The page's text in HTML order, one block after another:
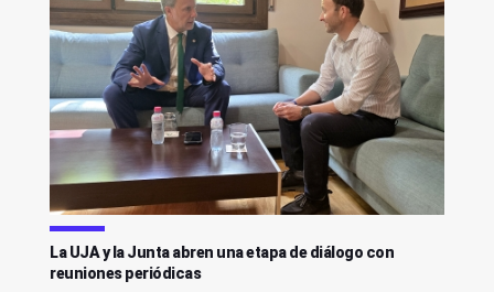
La UJA y la Junta abren una etapa de diálogo con
reuniones periódicas